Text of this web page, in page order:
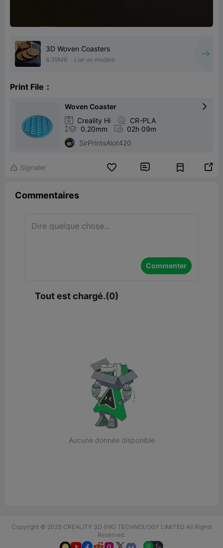
3D Woven Coasters
8.39MB Lier un modèle
Print File：
Woven Coaster 
 Creality Hi  CR-PLA
 0.20mm  02h 09m
SirPrintsAlot420
 Signaler  
Commentaires
Commenter
Tout est chargé.(0)
Aucune donnée disponible
Copyright © 2025 CREALITY 3D (HK) TECHNOLOGY LIMITED All Rights
Reserved.
